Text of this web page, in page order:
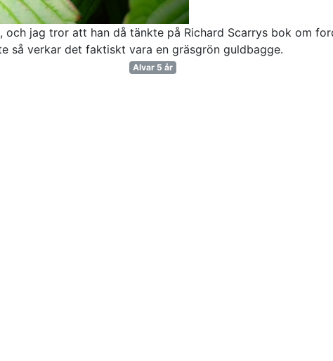
jag tror att han då tänkte på Richard Scarrys bok om
så verkar det faktiskt vara en gräsgrön guldbagge.
Alvar 5 år